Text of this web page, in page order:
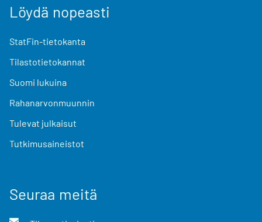
Löydä nopeasti
StatFin-tietokanta
Tilastotietokannat
Suomi lukuina
Rahanarvonmuunnin
Tulevat julkaisut
Tutkimusaineistot
Seuraa meitä